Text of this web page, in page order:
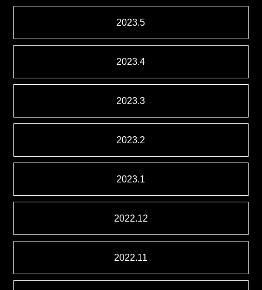
2023.5
2023.4
2023.3
2023.2
2023.1
2022.12
2022.11